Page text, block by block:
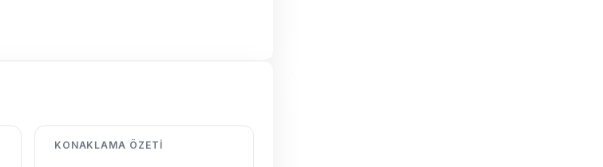
KONAKLAMA ÖZETI